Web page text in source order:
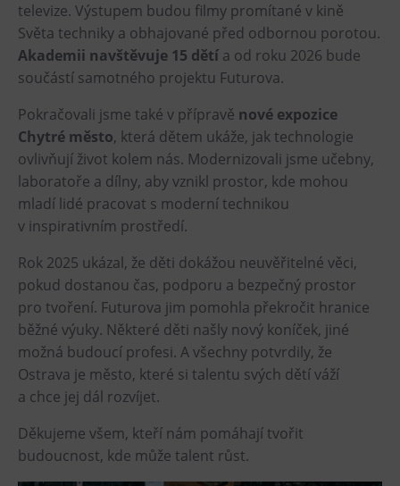
televize. Výstupem budou filmy promítané v kině
Světa techniky a obhajované před odbornou porotou.
Akademii navštěvuje 15 dětí a od roku 2026 bude
součástí samotného projektu Futurova.
Pokračovali jsme také v přípravě nové expozice
Chytré město, která dětem ukáže, jak technologie
ovlivňují život kolem nás. Modernizovali jsme učebny,
laboratoře a dílny, aby vznikl prostor, kde mohou
mladí lidé pracovat s moderní technikou
v inspirativním prostředí.
Rok 2025 ukázal, že děti dokážou neuvěřitelné věci,
pokud dostanou čas, podporu a bezpečný prostor
pro tvoření. Futurova jim pomohla překročit hranice
běžné výuky. Některé děti našly nový koníček, jiné
možná budoucí profesi. A všechny potvrdily, že
Ostrava je město, které si talentu svých dětí váží
a chce jej dál rozvíjet.
Děkujeme všem, kteří nám pomáhají tvořit
budoucnost, kde může talent růst.